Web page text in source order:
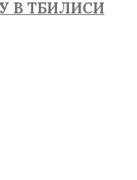
В ТБИЛИСИ